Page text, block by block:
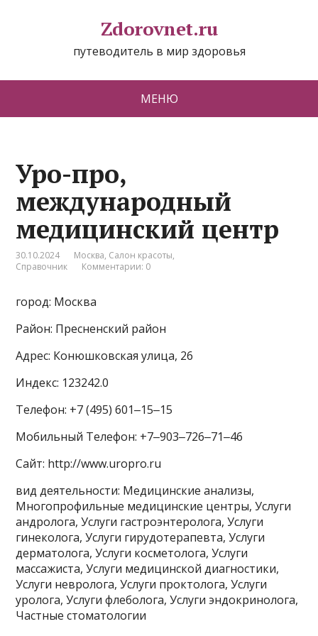
Zdorovnet.ru
путеводитель в мир здоровья
МЕНЮ
Уро-про,
международный
медицинский центр
30.10.2024 Москва, Салон красоты,
Справочник
Комментарии: 0
город: Москва
Район: Пресненский район
Адрес: Конюшковская улица, 26
Индекс: 123242.0
Телефон: +7 (495) 601‒15‒15
Мобильный Телефон: +7‒903‒726‒71‒46
Сайт: http://www.uropro.ru
вид деятельности: Медицинские анализы,
Многопрофильные медицинские центры, Услуги
андролога, Услуги гастроэнтеролога, Услуги
гинеколога, Услуги гирудотерапевта, Услуги
дерматолога, Услуги косметолога, Услуги
массажиста, Услуги медицинской диагностики,
Услуги невролога, Услуги проктолога, Услуги
уролога, Услуги флеболога, Услуги эндокринолога,
Частные стоматологии